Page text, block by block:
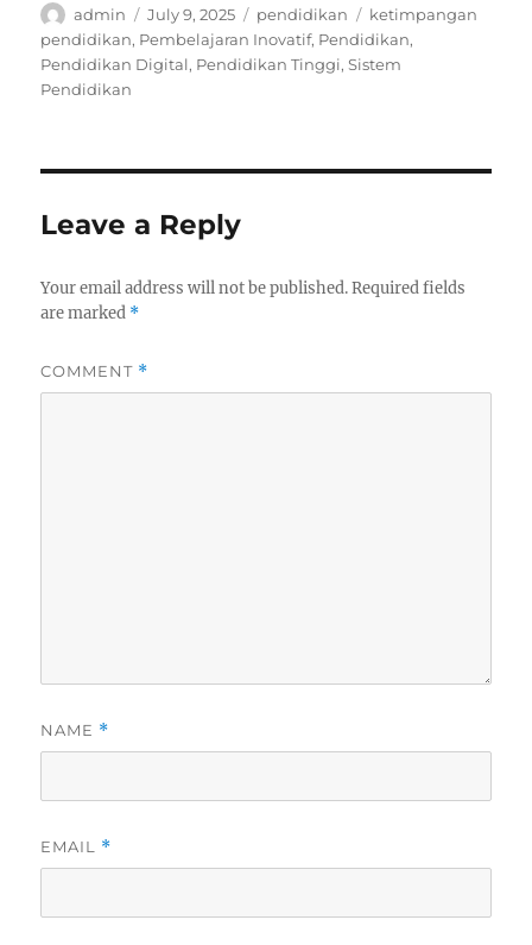
Author
admin
Posted
on
July 9, 2025 Categories
pendidikan Tags
ketimpangan
pendidikan, Pembelajaran Inovatif, Pendidikan,
Pendidikan Digital, Pendidikan Tinggi,Sistem
Pendidikan
Leave a Reply
Your email address will not be published. Required fields
are marked *
COMMENT *
NAME *
EMAIL *